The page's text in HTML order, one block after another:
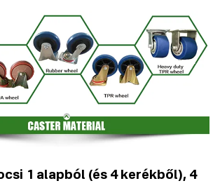
1 alapból (és 4 kerékből), 4